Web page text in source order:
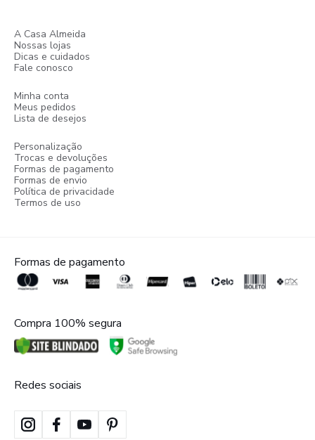
A Casa Almeida
Nossas lojas
Dicas e cuidados
Fale conosco
Minha conta
Meus pedidos
Lista de desejos
Personalização
Trocas e devoluções
Formas de pagamento
Formas de envio
Política de privacidade
Termos de uso
Formas de pagamento
Compra 100% segura
Redes sociais